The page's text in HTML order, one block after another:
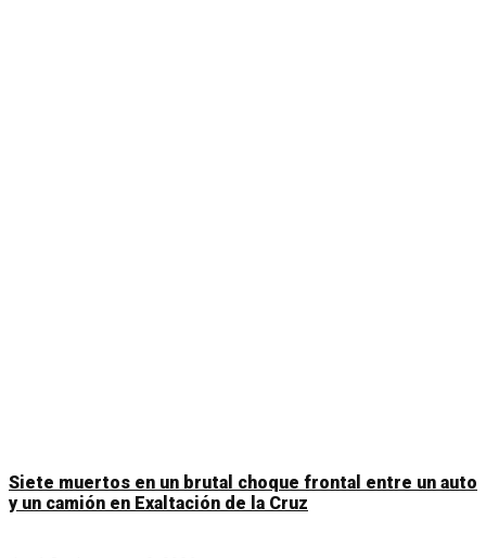
Siete muertos en un brutal choque frontal entre un auto
y un camión en Exaltación de la Cruz